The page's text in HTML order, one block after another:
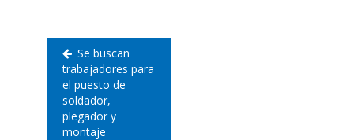
Se buscan
trabajadores para
el puesto de
soldador,
plegador y
montaje